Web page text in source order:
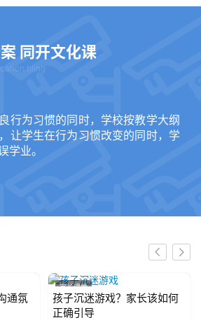
同开文化课
filing
行为习惯的同时，学校按教学大纲
让学生在行为习惯改变的同时，学
学业。
纪实
通氛
家长课堂
孩子沉迷游戏？家长该如何
正确引导